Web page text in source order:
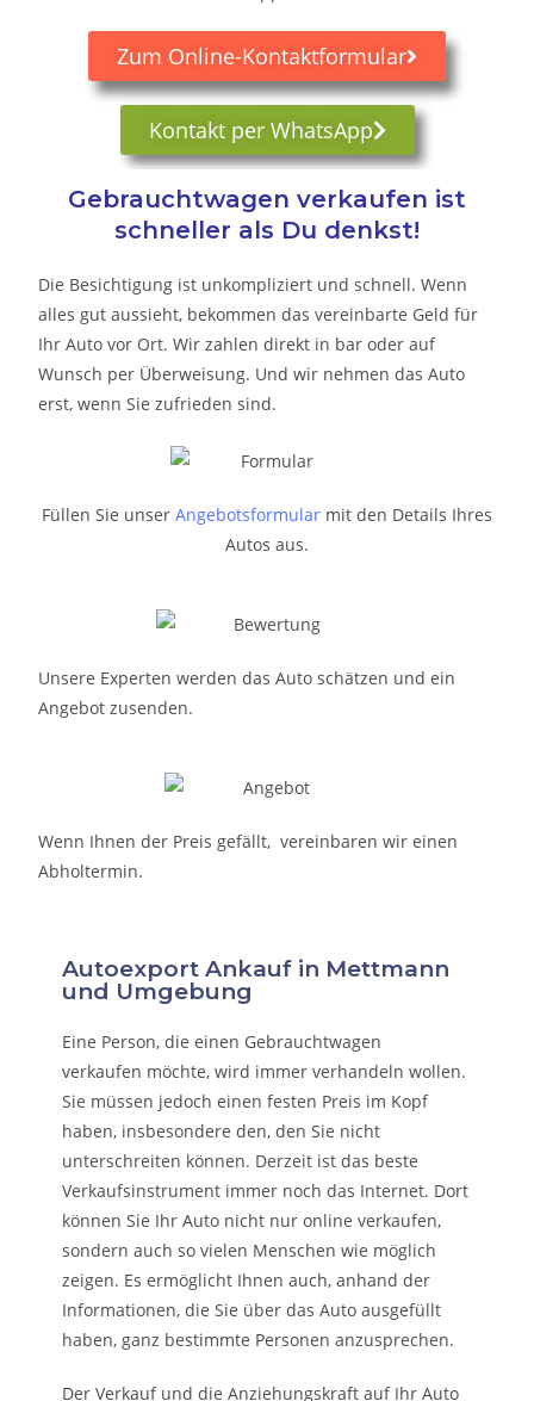
Zum Online-Kontaktformular
Kontakt per WhatsApp
Gebrauchtwagen verkaufen ist
schneller als Du denkst!
Die Besichtigung ist unkompliziert und schnell. Wenn
alles gut aussieht, bekommen das vereinbarte Geld für
Ihr Auto vor Ort. Wir zahlen direkt in bar oder auf
Wunsch per Überweisung. Und wir nehmen das Auto
erst, wenn Sie zufrieden sind.
Füllen Sie unser Angebotsformular mit den Details Ihres
Autos aus.
Unsere Experten werden das Auto schätzen und ein
Angebot zusenden.
Wenn Ihnen der Preis gefällt, vereinbaren wir einen
Abholtermin.
Autoexport Ankauf in Mettmann
und Umgebung
Eine Person, die einen Gebrauchtwagen
verkaufen möchte, wird immer verhandeln wollen.
Sie müssen jedoch einen festen Preis im Kopf
haben, insbesondere den, den Sie nicht
unterschreiten können. Derzeit ist das beste
Verkaufsinstrument immer noch das Internet. Dort
können Sie Ihr Auto nicht nur online verkaufen,
sondern auch so vielen Menschen wie möglich
zeigen. Es ermöglicht Ihnen auch, anhand der
Informationen, die Sie über das Auto ausgefüllt
haben, ganz bestimmte Personen anzusprechen.
Der Verkauf und die Anziehungskraft auf Ihr Auto